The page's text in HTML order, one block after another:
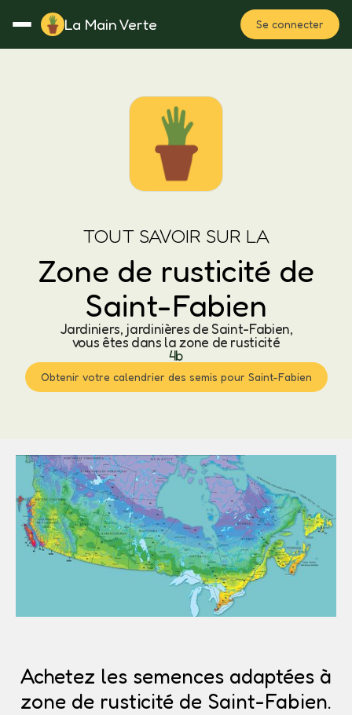
La Main Verte Se connecter
Notes Fertilisation
TOUT SAVOIR SUR LA
Zone de rusticité de
Saint-Fabien
Jardiniers, jardinières de Saint-Fabien,
vous êtes dans la zone de rusticité
4b
Obtenir votre calendrier des semis pour Saint-Fabien
Achetez les semences adaptées à
zone de rusticité de Saint-Fabien.